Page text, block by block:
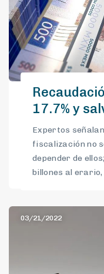
17.7% y
Expertos
fiscalización no
depender de
billones al erario,
03/21/2022